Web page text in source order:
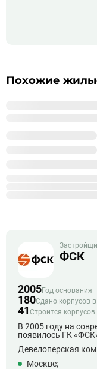
Похожие
ФСК
2005Год основания
180Сдано корпусов
41 Строится
В 2005 году на
появилось ГК
Девелоперская
Москве;